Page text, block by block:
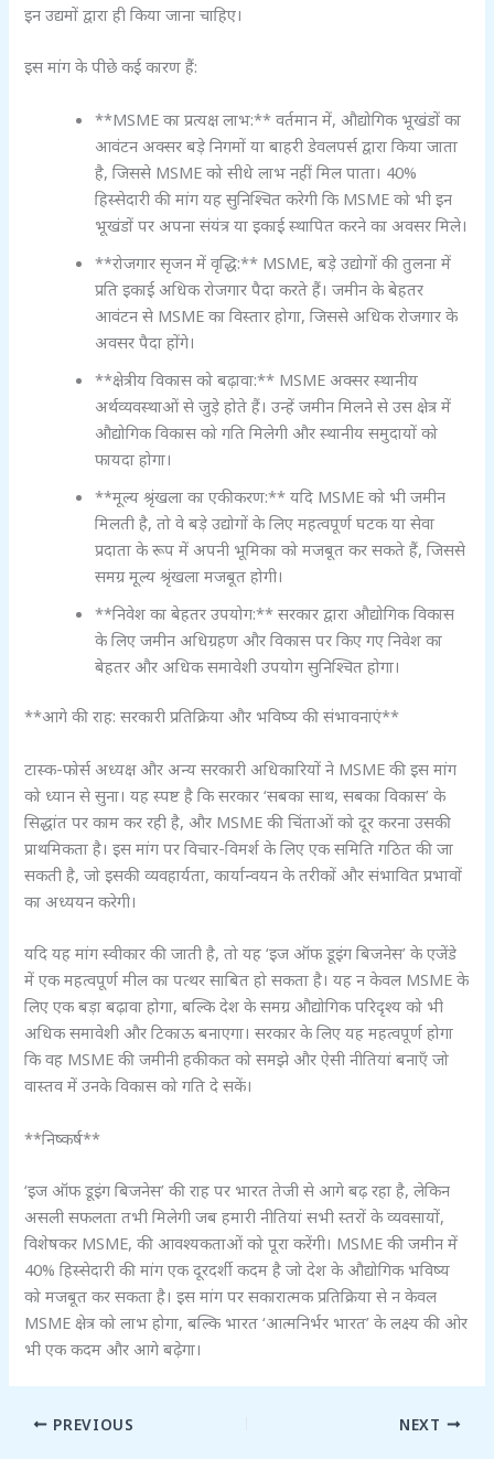
इन उद्यमों द्वारा ही किया जाना चाहिए।
इस मांग के पीछे कई कारण हैं:
**MSME का प्रत्यक्ष लाभ:** वर्तमान में, औद्योगिक भूखंडों का
आवंटन अक्सर बड़े निगमों या बाहरी डेवलपर्स द्वारा किया जाता
है, जिससे MSME को सीधे लाभ नहीं मिल पाता। 40%
हिस्सेदारी की मांग यह सुनिश्चित करेगी कि MSME को भी इन
भूखंडों पर अपना संयंत्र या इकाई स्थापित करने का अवसर मिले।
**रोजगार सृजन में वृद्धि:** MSME, बड़े उद्योगों की तुलना में
प्रति इकाई अधिक रोजगार पैदा करते हैं। जमीन के बेहतर
आवंटन से MSME का विस्तार होगा, जिससे अधिक रोजगार के
अवसर पैदा होंगे।
**क्षेत्रीय विकास को बढ़ावा:** MSME अक्सर स्थानीय
अर्थव्यवस्थाओं से जुड़े होते हैं। उन्हें जमीन मिलने से उस क्षेत्र में
औद्योगिक विकास को गति मिलेगी और स्थानीय समुदायों को
फायदा होगा।
**मूल्य श्रृंखला का एकीकरण:** यदि MSME को भी जमीन
मिलती है, तो वे बड़े उद्योगों के लिए महत्वपूर्ण घटक या सेवा
प्रदाता के रूप में अपनी भूमिका को मजबूत कर सकते हैं, जिससे
समग्र मूल्य श्रृंखला मजबूत होगी।
**निवेश का बेहतर उपयोग:** सरकार द्वारा औद्योगिक विकास
के लिए जमीन अधिग्रहण और विकास पर किए गए निवेश का
बेहतर और अधिक समावेशी उपयोग सुनिश्चित होगा।
**आगे की राह: सरकारी प्रतिक्रिया और भविष्य की संभावनाएं**
टास्क-फोर्स अध्यक्ष और अन्य सरकारी अधिकारियों ने MSME की इस मांग
को ध्यान से सुना। यह स्पष्ट है कि सरकार ‘सबका साथ, सबका विकास’ के
सिद्धांत पर काम कर रही है, और MSME की चिंताओं को दूर करना उसकी
प्राथमिकता है। इस मांग पर विचार-विमर्श के लिए एक समिति गठित की जा
सकती है, जो इसकी व्यवहार्यता, कार्यान्वयन के तरीकों और संभावित प्रभावों
का अध्ययन करेगी।
यदि यह मांग स्वीकार की जाती है, तो यह ‘इज ऑफ डूइंग बिजनेस’ के एजेंडे
में एक महत्वपूर्ण मील का पत्थर साबित हो सकता है। यह न केवल MSME के
लिए एक बड़ा बढ़ावा होगा, बल्कि देश के समग्र औद्योगिक परिदृश्य को भी
अधिक समावेशी और टिकाऊ बनाएगा। सरकार के लिए यह महत्वपूर्ण होगा
कि वह MSME की जमीनी हकीकत को समझे और ऐसी नीतियां बनाएँ जो
वास्तव में उनके विकास को गति दे सकें।
**निष्कर्ष**
‘इज ऑफ डूइंग बिजनेस’ की राह पर भारत तेजी से आगे बढ़ रहा है, लेकिन
असली सफलता तभी मिलेगी जब हमारी नीतियां सभी स्तरों के व्यवसायों,
विशेषकर MSME, की आवश्यकताओं को पूरा करेंगी। MSME की जमीन में
40% हिस्सेदारी की मांग एक दूरदर्शी कदम है जो देश के औद्योगिक भविष्य
को मजबूत कर सकता है। इस मांग पर सकारात्मक प्रतिक्रिया से न केवल
MSME क्षेत्र को लाभ होगा, बल्कि भारत ‘आत्मनिर्भर भारत’ के लक्ष्य की ओर
भी एक कदम और आगे बढ़ेगा।
PREVIOUS NEXT